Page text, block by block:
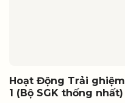
Hoạt Động Trải ghiệm
1 (Bộ SGK thống nhất)